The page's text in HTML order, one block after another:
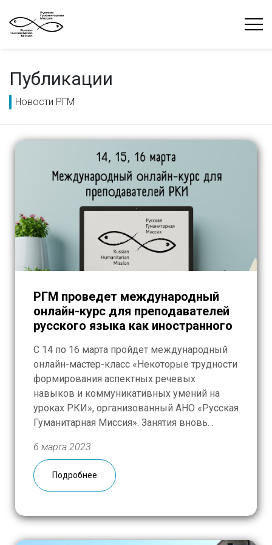
Публикации
Новости РГМ
РГМ проведет международный
онлайн-курс для преподавателей
русского языка как иностранного
С 14 по 16 марта пройдет международный
онлайн-мастер-класс «Некоторые трудности
формирования аспектных речевых
навыков и коммуникативных умений на
уроках РКИ», организованный АНО «Русская
Гуманитарная Миссия». Занятия вновь
будущих учителей из России, Палестины,
Ливана, Сирии, Сербии, Боснии и
Герцеговины, Таджикистана, Кыргызстана и
других стран. Мероприятие проведут
работы в […]
6 марта 2023
Подробнее